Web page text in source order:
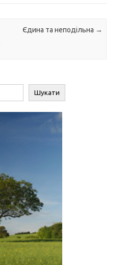
Єдина та неподільна →
Шукати